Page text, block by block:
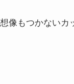
像もつかないカ